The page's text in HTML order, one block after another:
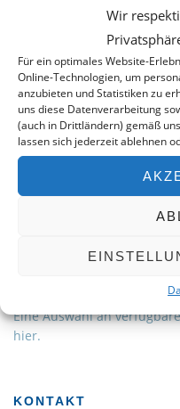
Wir
Für ein optimales Website-
Online-Technologien, um
anzubieten und Statistiken zu
uns diese Datenverarbeitung
(auch in Drittländern) gemäß
lassen sich jederzeit ablehnen
Datenschutz
Impressum
und Lösungen
uns mit Fachbesuchern
auszutauschen.
Wir freuen uns auf
gemeinsam die Zukunft
mitzugestalten.
Eine Auswahl an
hier.
KONTAKT